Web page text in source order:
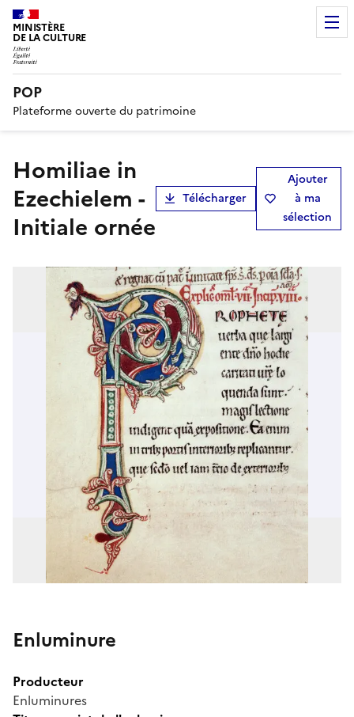
MINISTÈRE
DE LA CULTURE
POP
Plateforme ouverte du patrimoine
Homiliae in
Ezechielem -
Initiale ornée
Télécharger
Ajouter
à ma
sélection
Enluminure
Producteur
Enluminures